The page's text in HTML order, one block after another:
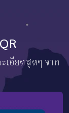
เอียดสุดๆ จาก